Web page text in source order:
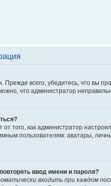
Прежде всего, убедитесь, что вы
что администратор
от того, как администратор
пользователям: аватары,
ввод имени и пароля?
входить при каждом